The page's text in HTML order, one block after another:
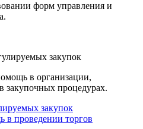
форм управления и
закупок
в организации,
закупочных процедурах.
закупок
в проведении торгов